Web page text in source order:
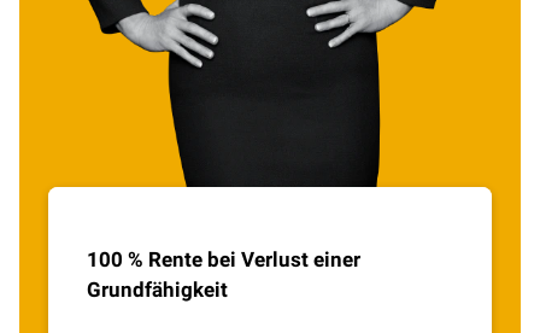
100 % Rente bei Verlust einer
Grundfähigkeit